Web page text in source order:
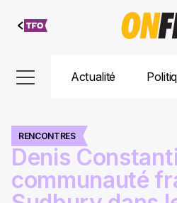
Aller au
contenu
Actualité
RENCONTRES
Denis
communauté